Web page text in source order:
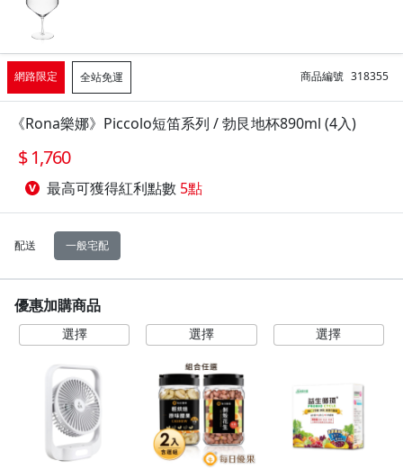
網路限定 全站免運 商品編號 318355
《Rona樂娜》Piccolo短笛系列 / 勃艮地杯890ml (4入)
1,760
最高可獲得紅利點數 5點
配送 一般宅配
優惠加購商品